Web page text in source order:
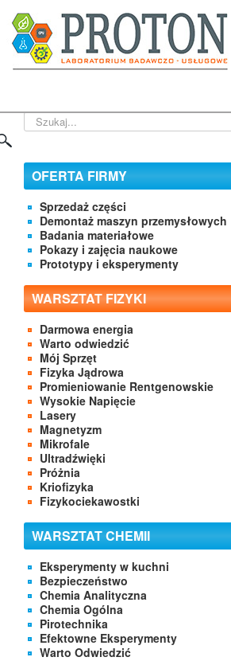
Kontakt
Szukaj...
OFERTA FIRMY
Sprzedaż części
Demontaż maszyn przemysłowych
Badania materiałowe
Pokazy i zajęcia naukowe
Prototypy i eksperymenty
WARSZTAT FIZYKI
Darmowa energia
Warto odwiedzić
Mój Sprzęt
Fizyka Jądrowa
Promieniowanie Rentgenowskie
Wysokie Napięcie
Lasery
Magnetyzm
Mikrofale
Ultradźwięki
Próżnia
Kriofizyka
Fizykociekawostki
WARSZTAT CHEMII
Eksperymenty w kuchni
Bezpieczeństwo
Chemia Analityczna
Chemia Ogólna
Pirotechnika
Efektowne Eksperymenty
Warto Odwiedzić